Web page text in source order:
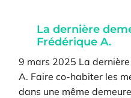
La dernière
Frédérique A.
9 mars 2025 La
A. Faire co-habiter les
dans une même